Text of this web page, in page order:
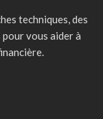
techniques, des
vous aider à